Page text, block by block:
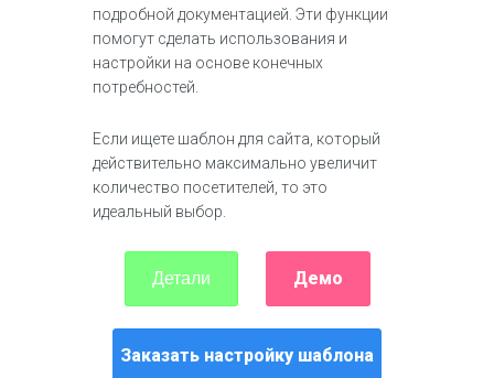
подробной документацией. Эти функции
помогут сделать использования и
настройки на основе конечных
потребностей.
Если ищете шаблон для сайта, который
действительно максимально увеличит
количество посетителей, то это
идеальный выбор.
Детали Демо
Заказать настройку шаблона